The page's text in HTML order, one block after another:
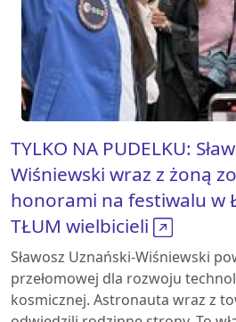
TYLKO NA PUDELKU:
Wiśniewski wraz z żoną
honorami na festiwalu w
TŁUM wielbicieli
Sławosz Uznański-Wiśniewski
przełomowej dla rozwoju
kosmicznej. Astronauta wraz z